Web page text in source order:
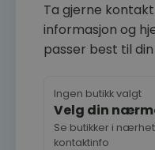
Ta gjerne
informasjon og
passer best til
Ingen butikk valgt
Velg din
Se butikker i
kontaktinfo